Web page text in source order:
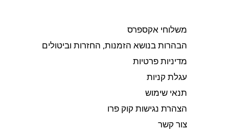
משלוחי אקספרס
הבהרות בנושא הזמנות, החזרות וביטולים​
מדיניות פרטיות
עגלת קניות
תנאי שימוש
הצהרת נגישות קוק פרו
צור קשר